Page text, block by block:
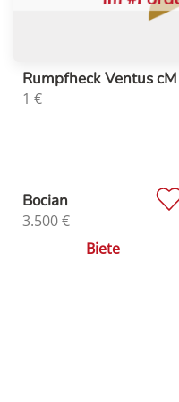
Rumpfheck Ventus cM
1 €
Bocian
3.500€
Biete